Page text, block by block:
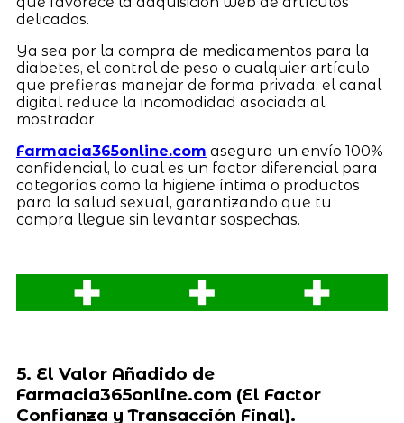
delicados.
Ya sea por la compra de medicamentos para la
diabetes, el control de peso o cualquier artículo
que prefieras manejar de forma privada, el canal
digital reduce la incomodidad asociada al
mostrador.
Farmacia365online.com asegura un envío 100%
confidencial, lo cual es un factor diferencial para
categorías como la higiene íntima o productos
para la salud sexual, garantizando que tu
compra llegue sin levantar sospechas.
5. El Valor Añadido de
Farmacia365online.com (El Factor
Confianza y Transacción Final).